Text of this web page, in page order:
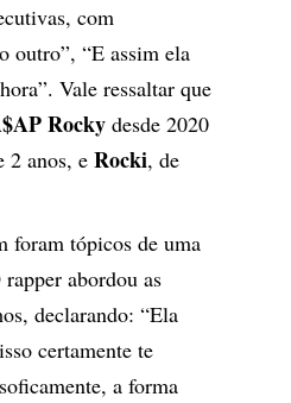
com
outro”, “E assim ela
Vale ressaltar que
Rocky desde 2020
2 anos, e Rocki, de
foram tópicos de uma
abordou as
declarando: “Ela
certamente te
a forma